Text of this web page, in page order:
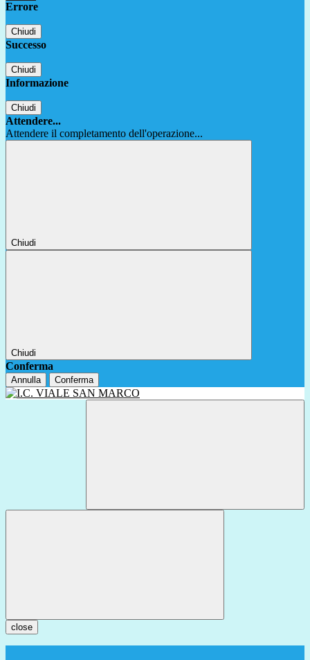
Errore
Chiudi
Successo
Chiudi
Informazione
Chiudi
Attendere...
Attendere il completamento dell'operazione...
Chiudi
Chiudi
Conferma
Annulla Conferma
close